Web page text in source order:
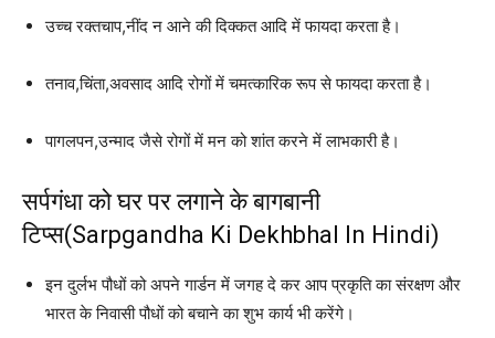
उच्च रक्तचाप,नींद न आने की दिक्कत आदि में फायदा करता है।
तनाव,चिंता,अवसाद आदि रोगों में चमत्कारिक रूप से फायदा करता है।
पागलपन,उन्माद जैसे रोगों में मन को शांत करने में लाभकारी है।
सर्पगंधा को घर पर लगाने के बागबानी
टिप्स(Sarpgandha Ki Dekhbhal In Hindi)
इन दुर्लभ पौधों को अपने गार्डन में जगह दे कर आप प्रकृति का संरक्षण और
भारत के निवासी पौधों को बचाने का शुभ कार्य भी करेंगे।